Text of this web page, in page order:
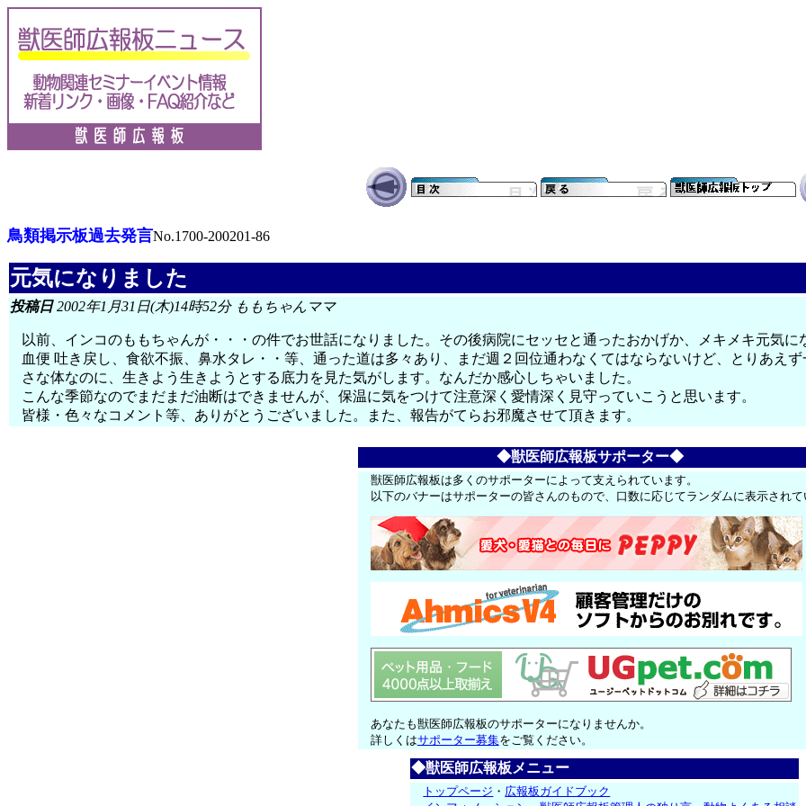
鳥類掲示板過去発言No.1700-200201-86
元気になりました
投稿日2002年1月31日(木)14時52分 ももちゃんママ
以前、インコのももちゃんが・・・の件でお世話になりました。その後病院にセッセと通ったおかげか、メキメキ元気に
血便 吐き戻し、食欲不振、鼻水タレ・・等、通った道は多々あり、まだ週２回位通わなくてはならないけど、とりあえ
さな体なのに、生きよう生きようとする底力を見た気がします。なんだか感心しちゃいました。
こんな季節なのでまだまだ油断はできませんが、保温に気をつけて注意深く愛情深く見守っていこうと思います。
皆様・色々なコメント等、ありがとうございました。また、報告がてらお邪魔させて頂きます。
◆獣医師広報板サポーター◆
獣医師広報板は多くのサポーターによって支えられています。
以下のバナーはサポーターの皆さんのもので、口数に応じてランダムに表示され
あなたも獣医師広報板のサポーターになりませんか。
詳しくはサポーター募集をご覧ください。
◆獣医師広報板メニュー
トップページ ・ 広報板ガイドブック